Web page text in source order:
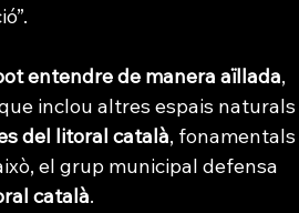
entendre de manera aïllada,
inclou altres espais naturals
del litoral català, fonamentals
el grup municipal defensa
català.